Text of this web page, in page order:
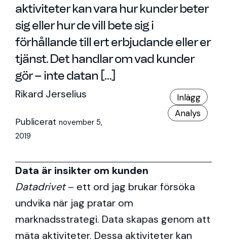
aktiviteter kan vara hur kunder beter
sig eller hur de vill bete sig i
förhållande till ert erbjudande eller er
tjänst. Det handlar om vad kunder
gör – inte datan […]
Rikard Jerselius
Publicerat november 5,
2019
Inlägg
Analys
Data är insikter om kunden
Datadrivet– ett ord jag brukar försöka
undvika när jag pratar om
marknadsstrategi. Data skapas genom att
mäta aktiviteter. Dessa aktiviteter kan